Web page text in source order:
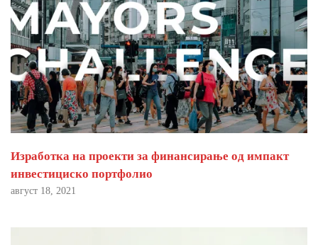
Изработка на проекти за финансирање од импакт
инвестициско портфолио
август 18, 2021